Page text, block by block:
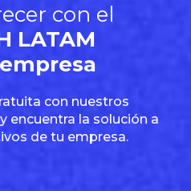
con el
LATAM
con nuestros
encuentra la solución a
de tu empresa.